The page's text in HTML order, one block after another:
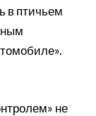
в птичьем
не